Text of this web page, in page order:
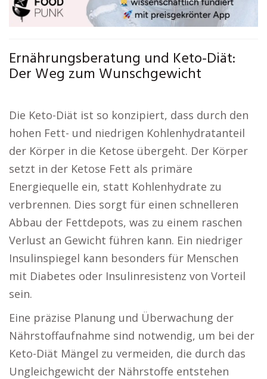
Ernährungsberatung und Keto-Diät:
Der Weg zum Wunschgewicht
Die Keto-Diät ist so konzipiert, dass durch den
hohen Fett- und niedrigen Kohlenhydratanteil
der Körper in die Ketose übergeht. Der Körper
setzt in der Ketose Fett als primäre
Energiequelle ein, statt Kohlenhydrate zu
verbrennen. Dies sorgt für einen schnelleren
Abbau der Fettdepots, was zu einem raschen
Verlust an Gewicht führen kann. Ein niedriger
Insulinspiegel kann besonders für Menschen
mit Diabetes oder Insulinresistenz von Vorteil
sein.
Eine präzise Planung und Überwachung der
Nährstoffaufnahme sind notwendig, um bei der
Keto-Diät Mängel zu vermeiden, die durch das
Ungleichgewicht der Nährstoffe entstehen